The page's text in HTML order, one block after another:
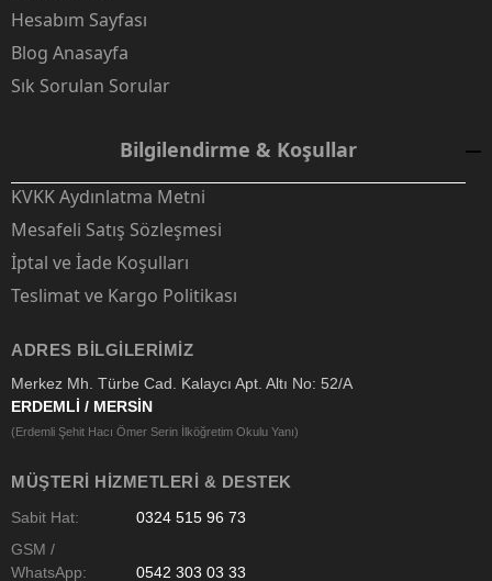
Hesabım Sayfası
Blog Anasayfa
Sık Sorulan Sorular
Bilgilendirme & Koşullar
KVKK Aydınlatma Metni
Mesafeli Satış Sözleşmesi
İptal ve İade Koşulları
Teslimat ve Kargo Politikası
ADRES BILGILERIMIZ
Merkez Mh. Türbe Cad. Kalaycı Apt. Altı No: 52/A
ERDEMLİ / MERSİN
(Erdemli Şehit Hacı Ömer Serin İlköğretim Okulu Yanı)
MÜŞTERI HIZMETLERI & DESTEK
Sabit Hat:
0324 515 96 73
GSM /
WhatsApp:
0542 303 03 33